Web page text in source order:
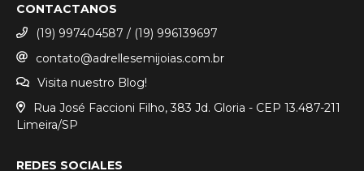
CONTACTANOS
(19) 997404587 / (19) 996139697
contato@adrellesemijoias.com.br
Visita nuestro Blog!
Rua José Faccioni Filho, 383 Jd. Gloria - CEP 13.487-211
Limeira/SP
REDES SOCIALES